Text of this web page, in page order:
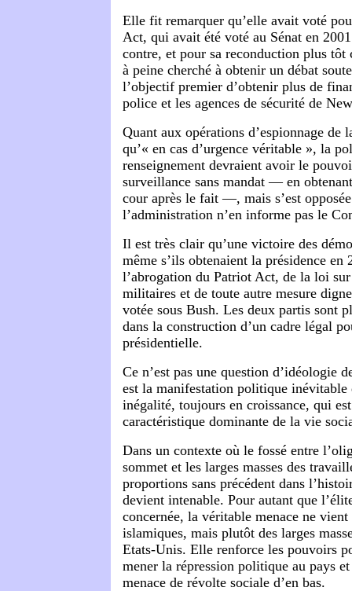
Elle fit remarquer qu’elle avait voté
Act, qui avait été voté au Sénat en
contre, et pour sa reconduction plus tôt
à peine cherché à obtenir un débat
l’objectif premier d’obtenir plus de
police et les agences de sécurité de
Quant aux opérations d’espionnage de
qu’« en cas d’urgence véritable », la
renseignement devraient avoir le
surveillance sans mandat — en
cour après le fait —, mais s’est
l’administration n’en informe pas le
Il est très clair qu’une victoire des
même s’ils obtenaient la présidence en
l’abrogation du Patriot Act, de la loi
militaires et de toute autre mesure
votée sous Bush. Les deux partis sont
dans la construction d’un cadre légal
présidentielle.
Ce n’est pas une question d’idéologie
est la manifestation politique inévitable
inégalité, toujours en croissance, qui
caractéristique dominante de la vie
Dans un contexte où le fossé entre
sommet et les larges masses des
proportions sans précédent dans
devient intenable. Pour autant que
concernée, la véritable menace ne vient
islamiques, mais plutôt des larges
Etats-Unis. Elle renforce les pouvoirs
mener la répression politique au pays
menace de révolte sociale d’en bas.